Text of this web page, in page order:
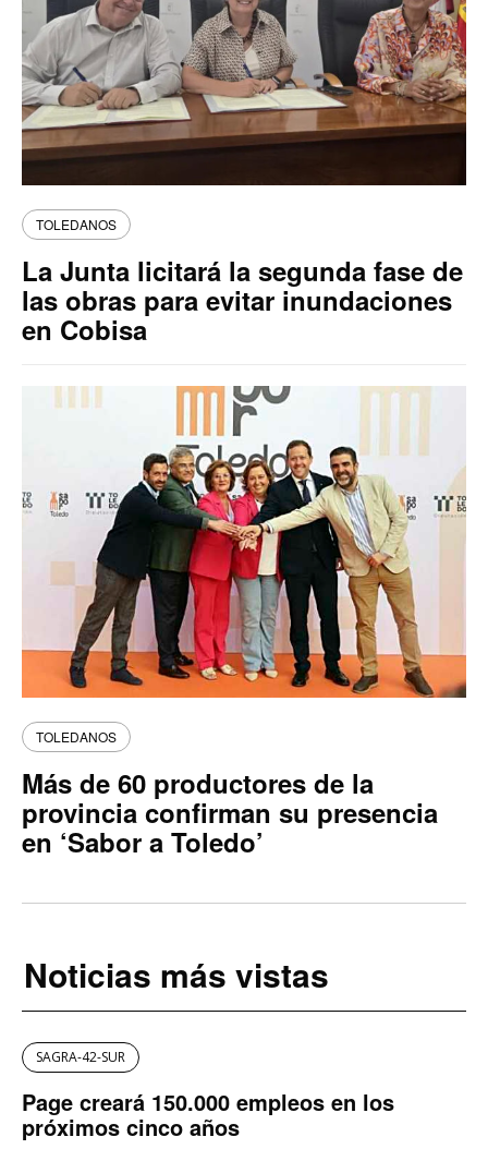
TOLEDANOS
La Junta licitará la segunda fase de
las obras para evitar inundaciones
en Cobisa
TOLEDANOS
Más de 60 productores de la
provincia confirman su presencia
en ‘Sabor a Toledo’
Noticias más vistas
SAGRA-42-SUR
Page creará 150.000 empleos en los
próximos cinco años